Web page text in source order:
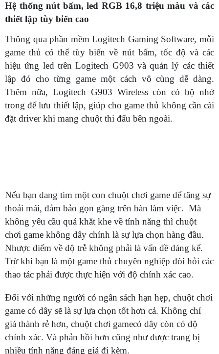
Hệ thống nút bấm, led RGB 16,8 triệu màu và các
thiết lập tùy biến cao
Thông qua phần mềm Logitech Gaming Software, mỗi
game thủ có thể tùy biến về nút bấm, tốc độ và các
hiệu ứng led trên Logitech G903 và quản lý các thiết
lập đó cho từng game một cách vô cùng dễ dàng.
Thêm nữa, Logitech G903 Wireless còn có bộ nhớ
trong để lưu thiết lập, giúp cho game thủ không cần cài
đặt driver khi mang chuột thi đấu bên ngoài.
Nếu bạn đang tìm một con chuột chơi game để tăng sự
thoải mái, đảm bảo gọn gàng trên bàn làm việc. Mà
không yêu cầu quá khắt khe về tính năng thì chuột
chơi game không dây chính là sự lựa chọn hàng đầu.
Nhược điểm về độ trễ không phải là vấn đề đáng kể.
Trừ khi bạn là một game thủ chuyên nghiệp đòi hỏi các
thao tác phải được thực hiện với độ chính xác cao.
Đối với những người có ngân sách hạn hẹp, chuột chơi
game có dây sẽ là sự lựa chọn tốt hơn cả. Không chỉ
giá thành rẻ hơn, chuột chơi gamecó dây còn có độ
chính xác. Và phản hồi hơn cũng như được trang bị
nhiều tính năng đáng giá đi kèm.